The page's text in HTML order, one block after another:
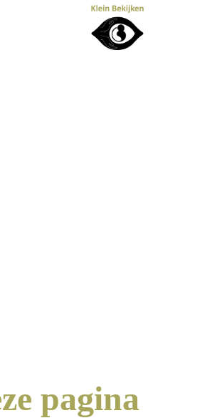
pagina